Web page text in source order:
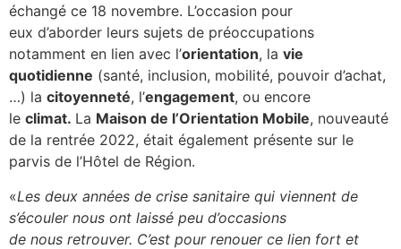
échangé ce 18 novembre. L’occasion pour
eux d’aborder leurs sujets de préoccupations
notamment en lien avec l’orientation, la vie
quotidienne (santé, inclusion, mobilité, pouvoir d’achat,
…) la citoyenneté, l’engagement, ou encore
le climat. La Maison de l’Orientation Mobile, nouveauté
de la rentrée 2022, était également présente sur le
parvis de l’Hôtel de Région.
«Les deux années de crise sanitaire qui viennent de
s’écouler nous ont laissé peu d’occasions
de nous retrouver. C’est pour renouer ce lien fort et